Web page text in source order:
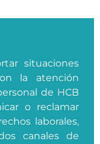
situaciones
la atención
de HCB
o reclamar
laborales,
canales de